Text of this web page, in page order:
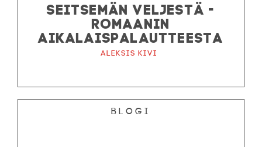
SEITSEMÄN VELJESTÄ -
ROMAANIN
AIKALAISPALAUTTEESTA
Aleksis Kivi
Blogi